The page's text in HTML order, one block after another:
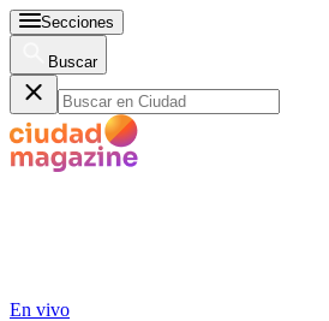
Secciones
Buscar
En vivo